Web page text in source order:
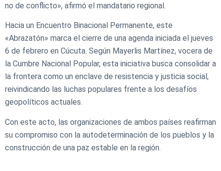
no de conflicto», afirmó el mandatario regional.
Hacia un Encuentro Binacional Permanente, este
«Abrazatón» marca el cierre de una agenda iniciada el jueves
6 de febrero en Cúcuta. Según Mayerlis Martínez, vocera de
la Cumbre Nacional Popular, esta iniciativa busca consolidar a
la frontera como un enclave de resistencia y justicia social,
reivindicando las luchas populares frente a los desafíos
geopolíticos actuales.
Con este acto, las organizaciones de ambos países reafirman
su compromiso con la autodeterminación de los pueblos y la
construcción de una paz estable en la región.